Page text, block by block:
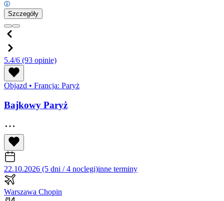
Szczegóły
5.4/6 (93 opinie)
Objazd • Francja: Paryż
Bajkowy Paryż
22.10.2026 (5 dni / 4 noclegi)inne terminy
Warszawa Chopin